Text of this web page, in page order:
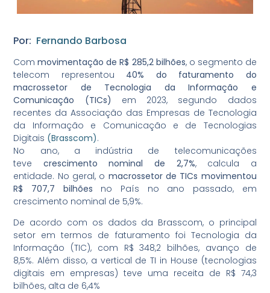
Por: Fernando Barbosa
Commovimentação de R$ 285,2 bilhões, o segmento de
telecom representou 40% do faturamento do
macrossetor de Tecnologia da Informação e
Comunicação (TICs) em 2023, segundo dados
recentes da Associação das Empresas de Tecnologia
da Informação e Comunicação e de Tecnologias
Digitais (Brasscom).
No ano, a indústria de telecomunicações
teve crescimento nominal de 2,7%, calcula a
entidade. No geral, o macrossetor de TICs movimentou
R$ 707,7 bilhões no País no ano passado, em
crescimento nominal de 5,9%.
De acordo com os dados da Brasscom, o principal
setor em termos de faturamento foi Tecnologia da
Informação (TIC), com R$ 348,2 bilhões, avanço de
8,5%.Além disso, a vertical de TI in House (tecnologias
digitais em empresas) teve uma receita de R$ 74,3
bilhões, alta de 6,4%